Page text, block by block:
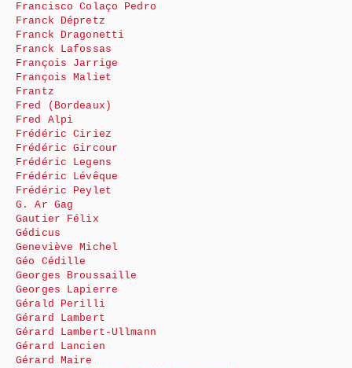
Francisco Colaço Pedro
Franck Dépretz
Franck Dragonetti
Franck Lafossas
François Jarrige
François Maliet
Frantz
Fred (Bordeaux)
Fred Alpi
Frédéric Ciriez
Frédéric Gircour
Frédéric Legens
Frédéric Lévêque
Frédéric Peylet
G. Ar Gag
Gautier Félix
Gédicus
Geneviève Michel
Géo Cédille
Georges Broussaille
Georges Lapierre
Gérald Perilli
Gérard Lambert
Gérard Lambert-Ullmann
Gérard Lancien
Gérard Maire